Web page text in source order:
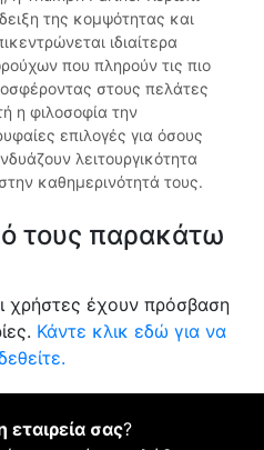
της κομψότητας και
ιδιαίτερα
που πληρούν τις πιο
στους πελάτες
η φιλοσοφία την
επιλογές για όσους
λειτουργικότητα
καθημερινότητά τους.
τους παρακάτω
χρήστες έχουν πρόσβαση
Κάντε κλικ εδώ για να
εταιρεία σας?